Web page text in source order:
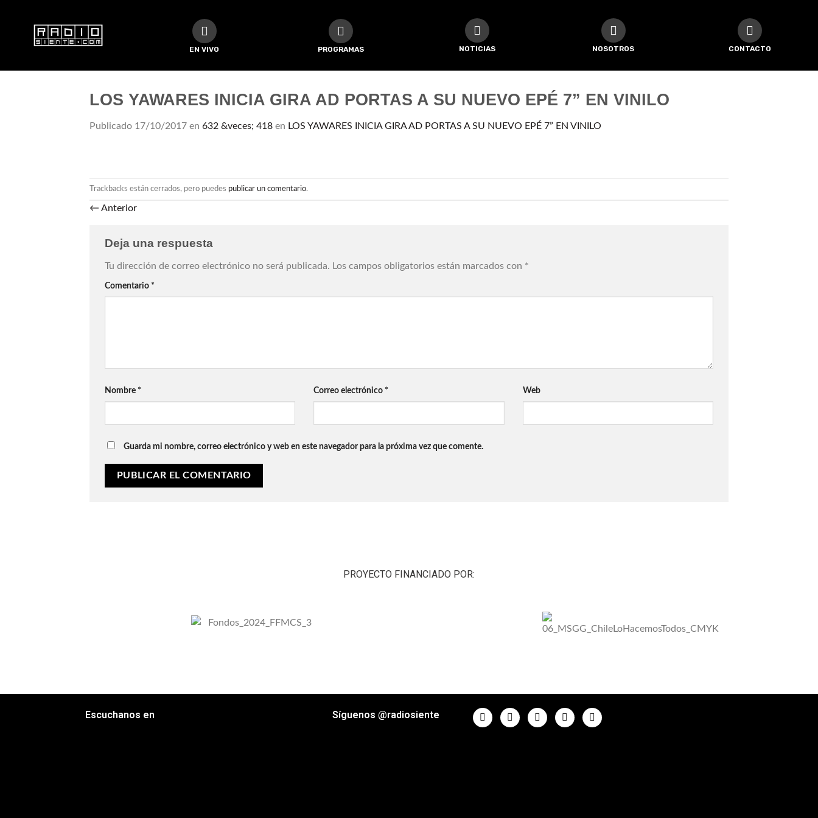
EN VIVO PROGRAMAS NOTICIAS NOSOTROS CONTACTO
LOS YAWARES INICIA GIRA AD PORTAS A SU NUEVO EPÉ 7” EN VINILO
Publicado 17/10/2017 en 632 &veces; 418 en LOS YAWARES INICIA GIRA AD PORTAS A SU NUEVO EPÉ 7” EN VINILO
Trackbacks están cerrados, pero puedes publicar un comentario.
← Anterior
Deja una respuesta
Tu dirección de correo electrónico no será publicada. Los campos obligatorios están marcados con *
Comentario *
Nombre * Correo electrónico * Web
Guarda mi nombre, correo electrónico y web en este navegador para la próxima vez que comente.
PROYECTO FINANCIADO POR:
Escuchanos en Síguenos @radiosiente